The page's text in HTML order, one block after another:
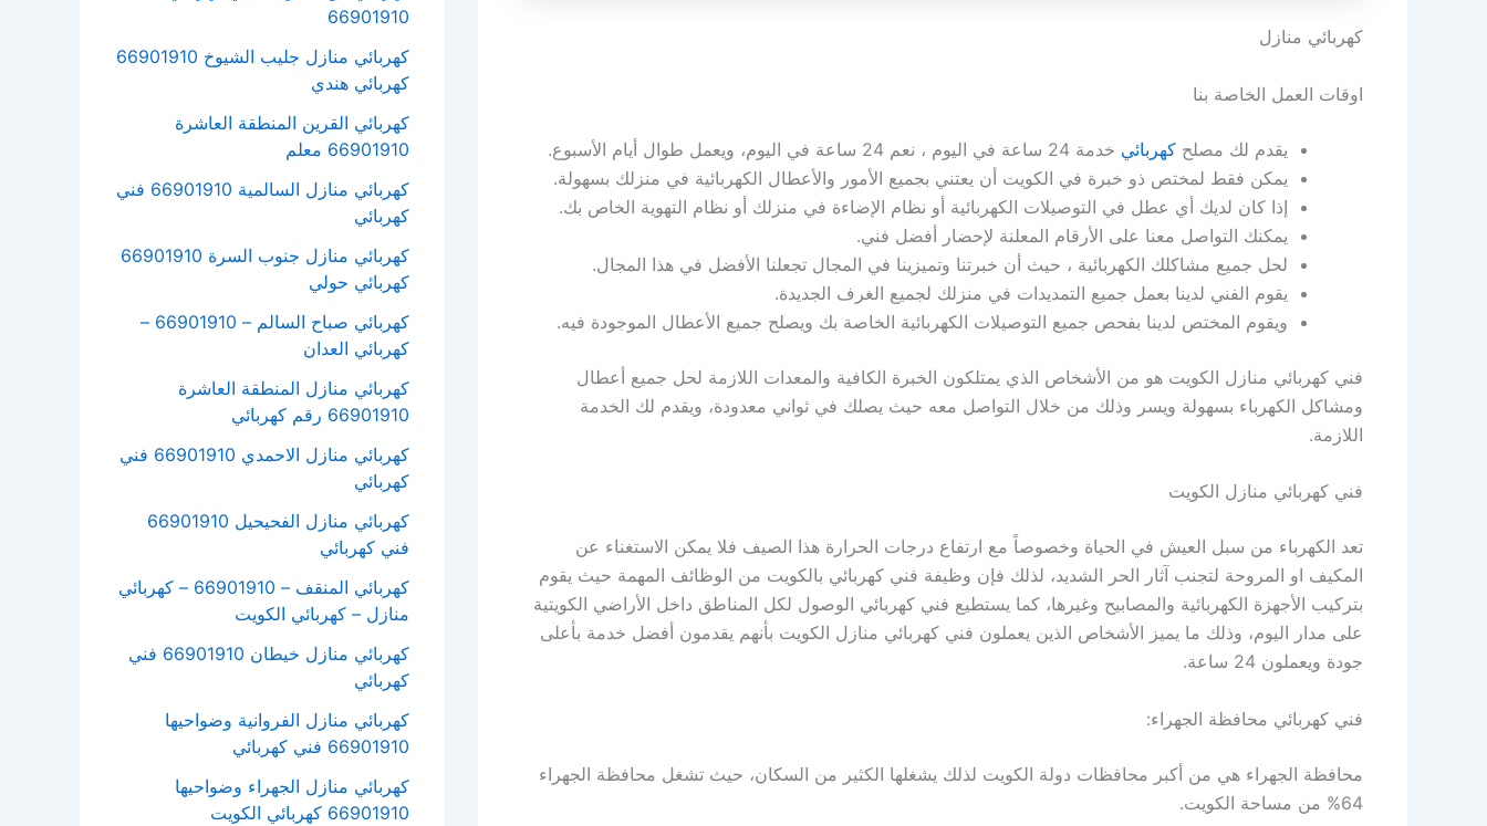
كهربائي منازل
اوقات العمل الخاصة بنا
يقدم لك مصلح كهربائي خدمة 24 ساعة في اليوم ، نعم 24 ساعة في اليوم، ويعمل طوال أيام الأسبوع.
يمكن فقط لمختص ذو خبرة في الكويت أن يعتني بجميع الأمور والأعطال الكهربائية في منزلك بسهولة.
إذا كان لديك أي عطل في التوصيلات الكهربائية أو نظام الإضاءة في منزلك أو نظام التهوية الخاص بك.
يمكنك التواصل معنا على الأرقام المعلنة لإحضار أفضل فني.
لحل جميع مشاكلك الكهربائية ، حيث أن خبرتنا وتميزينا في المجال تجعلنا الأفضل في هذا المجال.
يقوم الفني لدينا بعمل جميع التمديدات في منزلك لجميع الغرف الجديدة.
ويقوم المختص لدينا بفحص جميع التوصيلات الكهربائية الخاصة بك ويصلح جميع الأعطال الموجودة فيه.
فني كهربائي منازل الكويت هو من الأشخاص الذي يمتلكون الخبرة الكافية والمعدات اللازمة لحل جميع أعطال
ومشاكل الكهرباء بسهولة ويسر وذلك من خلال التواصل معه حيث يصلك في ثواني معدودة، ويقدم لك الخدمة
اللازمة.
فني كهربائي منازل الكويت
تعد الكهرباء من سبل العيش في الحياة وخصوصاً مع ارتفاع درجات الحرارة هذا الصيف فلا يمكن الاستغناء عن
المكيف او المروحة لتجنب آثار الحر الشديد، لذلك فإن وظيفة فني كهربائي بالكويت من الوظائف المهمة حيث يقوم
بتركيب الأجهزة الكهربائية والمصابيح وغيرها، كما يستطيع فني كهربائي الوصول لكل المناطق داخل الأراضي الكويتية
على مدار اليوم، وذلك ما يميز الأشخاص الذين يعملون فني كهربائي منازل الكويت بأنهم يقدمون أفضل خدمة بأعلى
جودة ويعملون 24 ساعة.
فني كهربائي محافظة الجهراء:
محافظة الجهراء هي من أكبر محافظات دولة الكويت لذلك يشغلها الكثير من السكان، حيث تشغل محافظة الجهراء
64% من مساحة الكويت.
66901910
كهربائي منازل جليب الشيوخ 66901910
كهربائي هندي
كهربائي القرين المنطقة العاشرة
66901910 معلم
كهربائي منازل السالمية 66901910 فني
كهربائي
كهربائي منازل جنوب السرة 66901910
كهربائي حولي
كهربائي صباح السالم – 66901910 –
كهربائي العدان
كهربائي منازل المنطقة العاشرة
66901910 رقم كهربائي
كهربائي منازل الاحمدي 66901910 فني
كهربائي
كهربائي منازل الفحيحيل 66901910
فني كهربائي
كهربائي المنقف – 66901910 – كهربائي
منازل – كهربائي الكويت
كهربائي منازل خيطان 66901910 فني
كهربائي
كهربائي منازل الفروانية وضواحيها
66901910 فني كهربائي
كهربائي منازل الجهراء وضواحيها
66901910 كهربائي الكويت